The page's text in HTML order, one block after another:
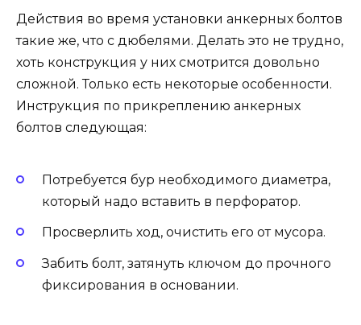
Действия во время установки анкерных болтов
такие же, что с дюбелями. Делать это не трудно,
хоть конструкция у них смотрится довольно
сложной. Только есть некоторые особенности.
Инструкция по прикреплению анкерных
болтов следующая:
Потребуется бур необходимого диаметра,
который надо вставить в перфоратор.
Просверлить ход, очистить его от мусора.
Забить болт, затянуть ключом до прочного
фиксирования в основании.